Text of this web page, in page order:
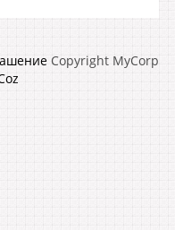
Copyright MyCorp